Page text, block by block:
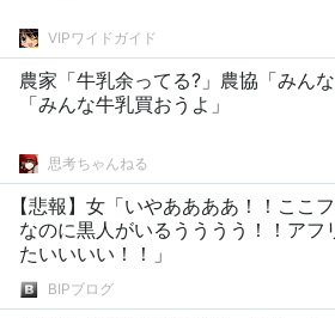
VIPワイドガイド
農家「牛乳余ってる?」農協「みん
「みんな牛乳買おうよ」
思考ちゃんねる
【悲報】女「いやああああ！！ここ
なのに黒人がいるうううう！！アフ
たいいいい！！」
BIPブログ